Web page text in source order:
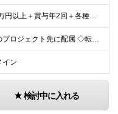
◇月給23万円～50万円以上＋賞与年2回＋各種手当 ・残業代と交通費は別途支給 ・退職金や住宅手当など…福利厚生も充実！ 【経験者は経験・スキルに応じて優遇します】★前職給与保証あり！ 開発経験1年
◇自宅を含む都内のプロジェクト先に配属 ◇転勤なし！プロジェクトは都内が95％以上が23区内 ◇フルリモート案件あり ■水道橋オフィス／東京都千代田区神田三崎町3-5-9 天翔オフィス水道橋7F └
イン
検討中に入れる